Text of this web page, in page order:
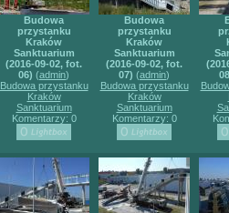
Budowa
przystanku
Kraków
Sanktuarium
(2016-09-02, fot.
06) (admin)
Budowa przystanku
Kraków
Sanktuarium
Komentarzy: 0
Budowa
przystanku
Kraków
Sanktuarium
(2016-09-02, fot.
07) (admin)
Budowa przystanku
Kraków
Sanktuarium
Komentarzy: 0